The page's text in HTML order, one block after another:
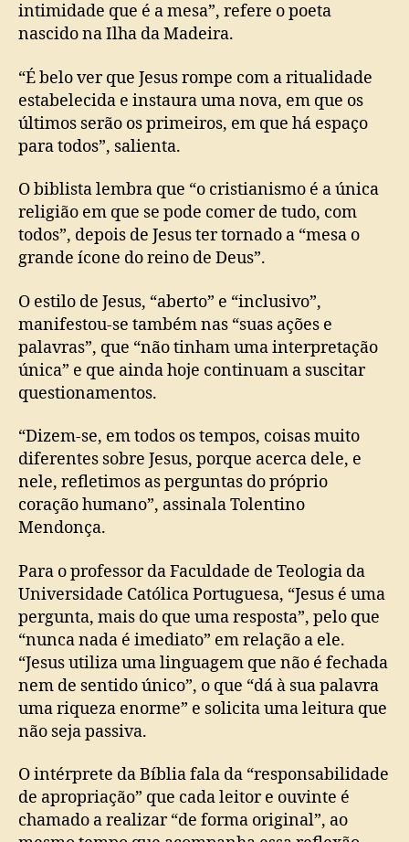
intimidade que é a mesa”, refere o poeta
nascido na Ilha da Madeira.
“É belo ver que Jesus rompe com a ritualidade
estabelecida e instaura uma nova, em que os
últimos serão os primeiros, em que há espaço
para todos”, salienta.
O biblista lembra que “o cristianismo é a única
religião em que se pode comer de tudo, com
todos”, depois de Jesus ter tornado a “mesa o
grande ícone do reino de Deus”.
O estilo de Jesus, “aberto” e “inclusivo”,
manifestou-se também nas “suas ações e
palavras”, que “não tinham uma interpretação
única” e que ainda hoje continuam a suscitar
questionamentos.
“Dizem-se, em todos os tempos, coisas muito
diferentes sobre Jesus, porque acerca dele, e
nele, refletimos as perguntas do próprio
coração humano”, assinala Tolentino
Mendonça.
Para o professor da Faculdade de Teologia da
Universidade Católica Portuguesa, “Jesus é uma
pergunta, mais do que uma resposta”, pelo que
“nunca nada é imediato” em relação a ele.
“Jesus utiliza uma linguagem que não é fechada
nem de sentido único”, o que “dá à sua palavra
uma riqueza enorme” e solicita uma leitura que
não seja passiva.
O intérprete da Bíblia fala da “responsabilidade
de apropriação” que cada leitor e ouvinte é
chamado a realizar “de forma original”, ao